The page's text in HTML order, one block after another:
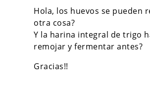
Hola, los huevos se pueden
otra cosa?
Y la harina integral de trigo
remojar y fermentar antes?
Gracias!!